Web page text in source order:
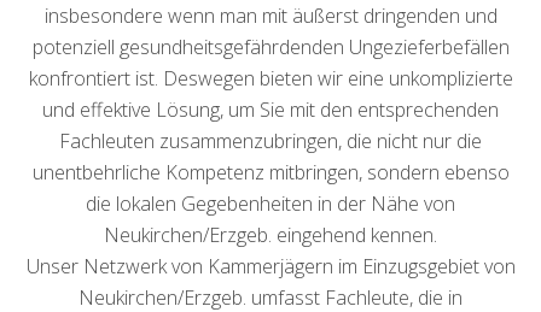
insbesondere wenn man mit äußerst dringenden und
potenziell gesundheitsgefährdenden Ungezieferbefällen
konfrontiert ist. Deswegen bieten wir eine unkomplizierte
und effektive Lösung, um Sie mit den entsprechenden
Fachleuten zusammenzubringen, die nicht nur die
unentbehrliche Kompetenz mitbringen, sondern ebenso
die lokalen Gegebenheiten in der Nähe von
Neukirchen/Erzgeb. eingehend kennen.
Unser Netzwerk von Kammerjägern im Einzugsgebiet von
Neukirchen/Erzgeb. umfasst Fachleute, die in